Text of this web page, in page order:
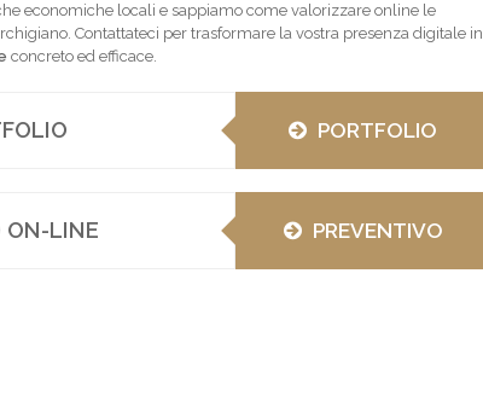
economiche locali e sappiamo come valorizzare online le
Contattateci per trasformare la vostra presenza digitale in
concreto ed efficace.
PORTFOLIO
ON-LINE PREVENTIVO